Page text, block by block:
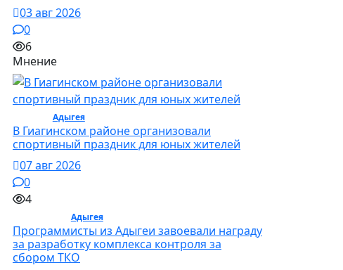
03 авг 2026
0
6
Мнение
Адыгея/ Спорт
В Гиагинском районе организовали
спортивный праздник для юных жителей
07 авг 2026
0
4
Адыгея/ Общество
Программисты из Адыгеи завоевали награду
за разработку комплекса контроля за
сбором ТКО